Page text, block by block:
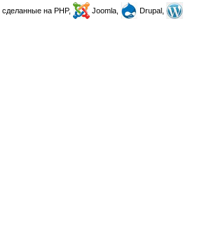
, сделанные на PHP, Joomla,
Drupal,